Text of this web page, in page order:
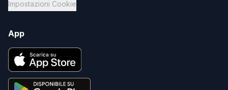
Impostazioni Cookie
App